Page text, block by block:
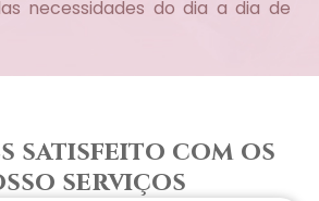
necessidades do dia a dia de
satisfeito com os
serviços